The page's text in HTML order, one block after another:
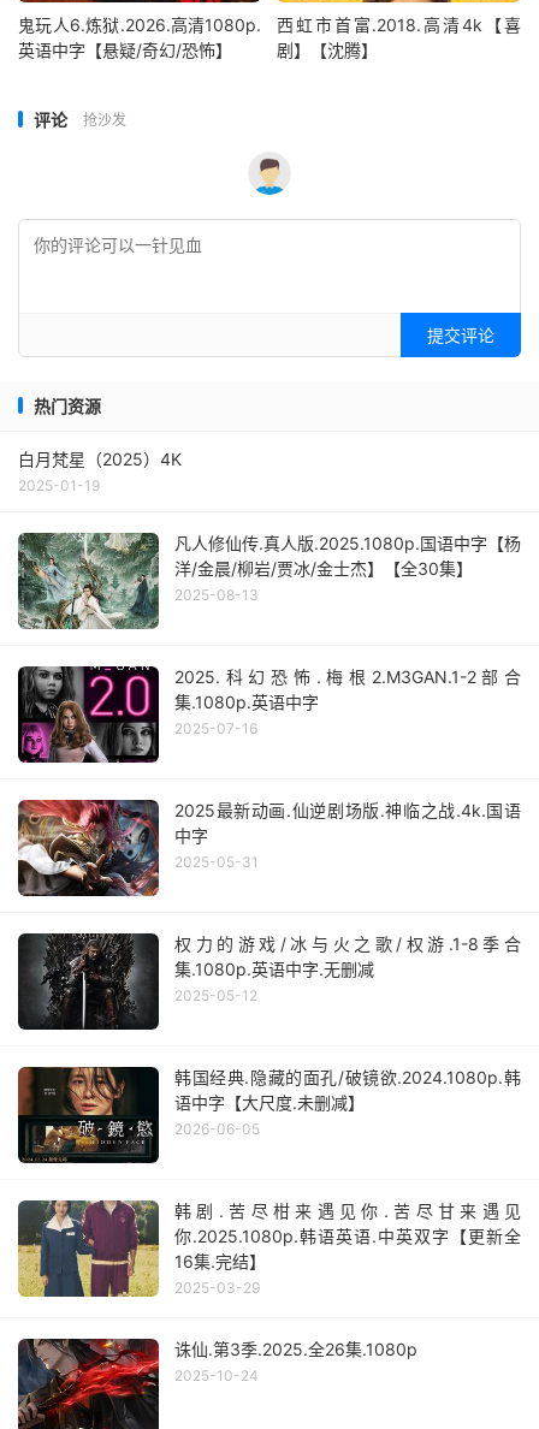
鬼玩人6.炼狱.2026.高清1080p.
英语中字【悬疑/奇幻/恐怖】
西虹市首富.2018.高清4k【喜
剧】【沈腾】
评论 抢沙发
提交评论
热门资源
白月梵星（2025）4K
2025-01-19
凡人修仙传.真人版.2025.1080p.国语中字【杨
洋/金晨/柳岩/贾冰/金士杰】【全30集】
2025-08-13
2025.科幻恐怖.梅根2.M3GAN.1-2部合
集.1080p.英语中字
2025-07-16
2025最新动画.仙逆剧场版.神临之战.4k.国语
中字
2025-05-31
权力的游戏/冰与火之歌/权游.1-8季合
集.1080p.英语中字.无删减
2025-05-12
韩国经典.隐藏的面孔/破镜欲.2024.1080p.韩
语中字【大尺度.未删减】
2026-06-05
韩剧.苦尽柑来遇见你.苦尽甘来遇见
你.2025.1080p.韩语英语.中英双字【更新全
16集.完结】
2025-03-29
诛仙.第3季.2025.全26集.1080p
2025-10-24